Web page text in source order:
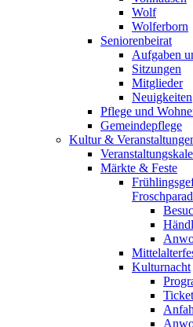
Wolf
Wolferborn
Seniorenbeirat
Aufgaben
Sitzungen
Mitglieder
Neuigkeiten
Pflege und
Gemeindepflege
Kultur &
Märkte & Feste
Kulturnacht